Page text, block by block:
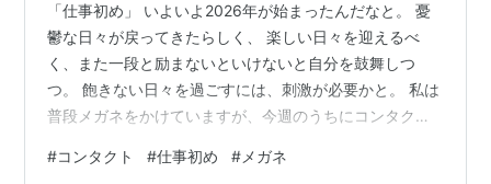
「仕事初め」 いよいよ2026年が始まったんだなと。 憂
鬱な日々が戻ってきたらしく、 楽しい日々を迎えるべ
く、また一段と励まないといけないと自分を鼓舞しつ
つ。 飽きない日々を過ごすには、刺激が必要かと。 私は
普段メガネをかけていますが、今週のうちにコンタクト
ったのか、 2点ほど理由があります。 1つはやはり怖いん
#コンタクト #仕事初め # メガネ